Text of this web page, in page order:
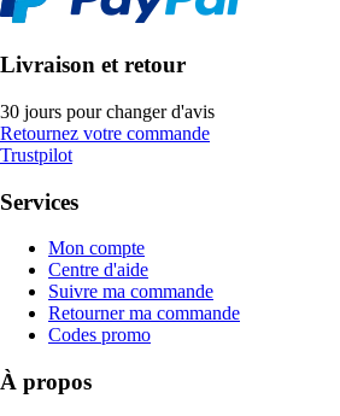
Livraison et retour
30 jours pour changer d'avis
Retournez votre commande
Trustpilot
Services
Mon compte
Centre d'aide
Suivre ma commande
Retourner ma commande
Codes promo
À propos